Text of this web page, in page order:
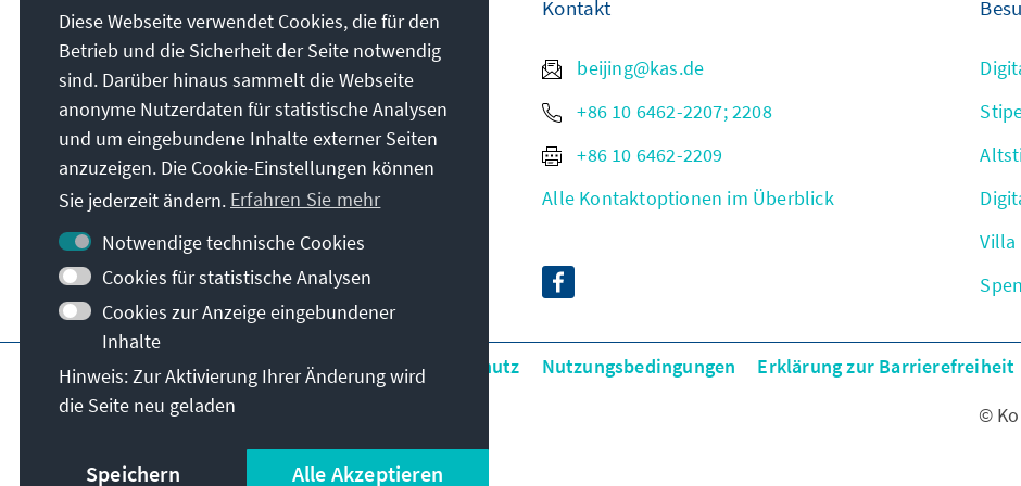
Anschrift
Konrad-Adenauer-Stiftung e.V.
Auslandsbüro China
Zhongyu Plaza, Room 2007-2008, A6 Gongti
North Road, Chaoyang District
100027Peking
China
Kontakt
beijing@kas.de
+86 10 6462-2207; 2208
+86 10 6462-2209
Alle Kontaktoptionen im Überblick
Villa
Hauptseite der KAS Impressum Datenschutz Nutzungsbedingungen Erklärung zur Barrierefreiheit
©
Diese Webseite verwendet Cookies, die für den
Betrieb und die Sicherheit der Seite notwendig
sind. Darüber hinaus sammelt die Webseite
anonyme Nutzerdaten für statistische Analysen
und um eingebundene Inhalte externer Seiten
anzuzeigen. Die Cookie-Einstellungen können
Sie jederzeit ändern. Erfahren Sie mehr
Notwendige technische Cookies
Cookies für statistische Analysen
Cookies zur Anzeige eingebundener
Inhalte
Hinweis: Zur Aktivierung Ihrer Änderung wird
die Seite neu geladen
Speichern Alle Akzeptieren